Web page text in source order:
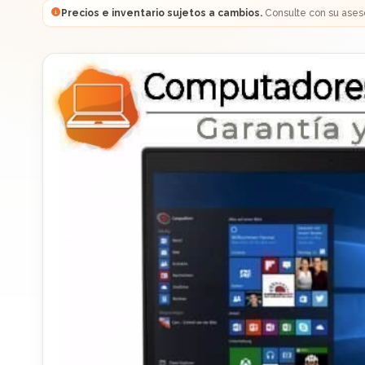
Precios e inventario sujetos a cambios.Consulte con su